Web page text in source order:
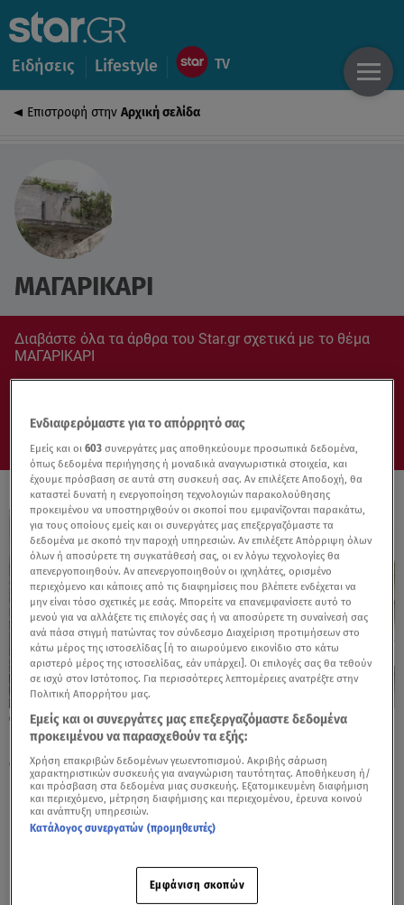
Ειδήσεις Lifestyle
Επιστροφή στην Αρχική σελίδα
ΜΑΓΑΡΙΚΑΡΙ
Διαβάστε όλα τα άρθρα του Star.gr σχετικά με το θέμα
ΜΑΓΑΡΙΚΑΡΙ
30.04.25, 21:57
Κρήτη: Κινούμενο έδαφος και ρηγματώσεις
σε ακόμη ένα χωριό του Ηρακλείου
Ενδιαφερόμαστε για το απόρρητό σας
Εμείς και οι603 συνεργάτες μας αποθηκεύουμε προσωπικά δεδομένα,
όπως δεδομένα περιήγησης ή μοναδικά αναγνωριστικά στοιχεία, και
έχουμε πρόσβαση σε αυτά στη συσκευή σας. Αν επιλέξετε Αποδοχή, θα
καταστεί δυνατή η ενεργοποίηση τεχνολογιών παρακολούθησης
προκειμένου να υποστηριχθούν οι σκοποί που εμφανίζονται παρακάτω,
για τους οποίους εμείς και οι συνεργάτες μας επεξεργαζόμαστε τα
δεδομένα με σκοπό την παροχή υπηρεσιών. Αν επιλέξετε Απόρριψη όλων
όλων ή αποσύρετε τη συγκατάθεσή σας, οι εν λόγω τεχνολογίες θα
απενεργοποιηθούν. Αν απενεργοποιηθούν οι ιχνηλάτες, ορισμένο
περιεχόμενο και κάποιες από τις διαφημίσεις που βλέπετε ενδέχεται να
μην είναι τόσο σχετικές με εσάς. Μπορείτε να επανεμφανίσετε αυτό το
μενού για να αλλάξετε τις επιλογές σας ή να αποσύρετε τη συναίνεσή σας
ανά πάσα στιγμή πατώντας τον σύνδεσμο Διαχείριση προτιμήσεων στο
κάτω μέρος της ιστοσελίδας [ή το αιωρούμενο εικονίδιο στο κάτω
αριστερό μέρος της ιστοσελίδας, εάν υπάρχει]. Οι επιλογές σας θα τεθούν
σε ισχύ στον Ιστότοπος. Για περισσότερες λεπτομέρειες ανατρέξτε στην
Πολιτική Απορρήτου μας.
Εμείς και οι συνεργάτες μας επεξεργαζόμαστε δεδομένα
προκειμένου να παρασχεθούν τα εξής:
Χρήση επακριβών δεδομένων γεωεντοπισμού. Ακριβής σάρωση
χαρακτηριστικών συσκευής για αναγνώριση ταυτότητας. Αποθήκευση ή/
και πρόσβαση στα δεδομένα μιας συσκευής. Εξατομικευμένη διαφήμιση
και περιεχόμενο, μέτρηση διαφήμισης και περιεχομένου, έρευνα κοινού
και ανάπτυξη υπηρεσιών.
Κατάλογος συνεργατών (προμηθευτές)
Εμφάνιση σκοπών